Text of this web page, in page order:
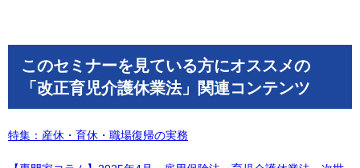
このセミナーを見ている方にオススメの
「改正育児介護休業法」関連コンテンツ
特集：産休・育休・職場復帰の実務